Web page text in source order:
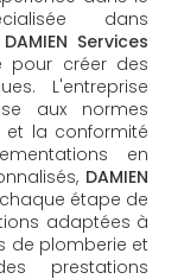
dans
DAMIEN Services
pour créer des
L'entreprise
aux normes
et la conformité
en
DAMIEN
étape de
adaptées à
de plomberie et
prestations